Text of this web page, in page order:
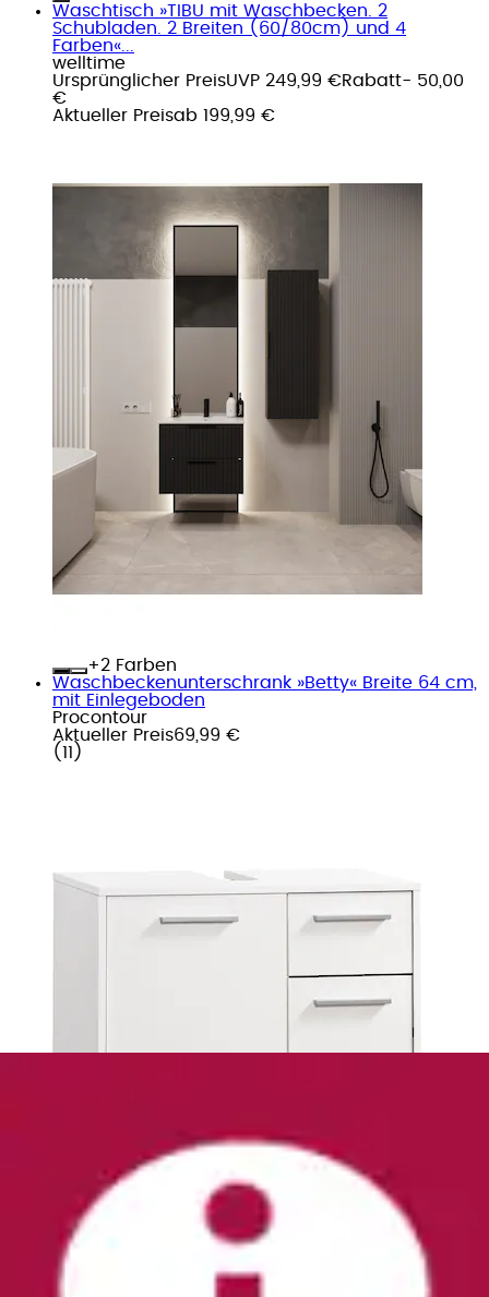
Waschtisch »TIBU mit Waschbecken. 2
Schubladen. 2 Breiten (60/80cm) und 4
Farben«...
welltime
Ursprünglicher PreisUVP 249,99 €Rabatt- 50,00
€
Aktueller Preisab 199,99 €
+
Farben
Waschbeckenunterschrank »Betty« Breite 64 cm,
mit Einlegeboden
Procontour
Aktueller Preis69,99 €
( 11 )